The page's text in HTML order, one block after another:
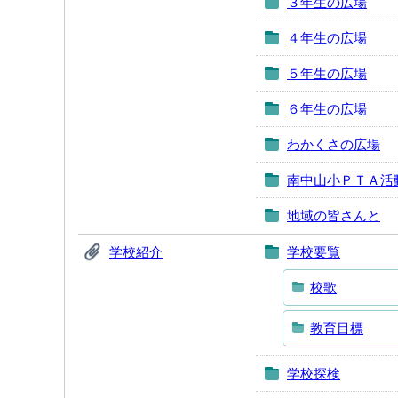
４年生の広場
５年生の広場
６年生の広場
わかくさの広場
南中山小ＰＴＡ活
地域の皆さんと
学校紹介 学校要覧
校歌
教育目標
学校探検